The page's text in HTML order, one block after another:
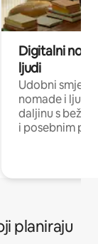
Digitalni
ljudi
Udobni
nomade i ljude
daljinu s
i posebnim
planiraju